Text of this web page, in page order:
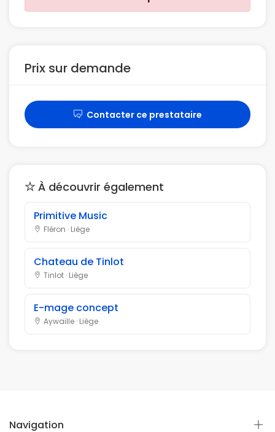
Prix sur demande
Contacter ce prestataire
À découvrir également
Primitive Music
Fléron · Liège
Chateau de Tinlot
Tinlot · Liège
E-mage concept
Aywaille · Liège
Navigation